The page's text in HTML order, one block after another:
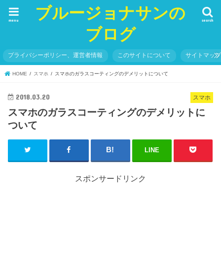
ブルージョナサンの
ブログ
search
menu
プライバシーポリシー、運営者情報 このサイトについて サイトマップ
HOME スマホ スマホのガラスコーティングのデメリットについて
スマホ
2018.03.20
スマホのガラスコーティングのデメリットに
ついて
LINE
スポンサードリンク